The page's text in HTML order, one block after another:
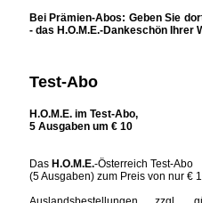
Bei Prämien-Abos: Geben Sie
- das H.O.M.E.-Dankeschön Ihrer
Test-Abo
H.O.M.E. im Test-Abo,
5 Ausgaben um € 10
Das H.O.M.E.-Österreich Test-Abo
(5 Ausgaben) zum Preis von nur €